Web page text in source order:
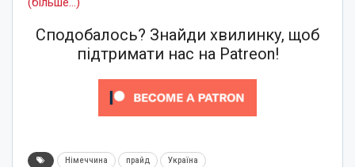
Сподобалось? Знайди хвилинку, щоб
підтримати нас на Patreon!
Німеччина прайд Україна